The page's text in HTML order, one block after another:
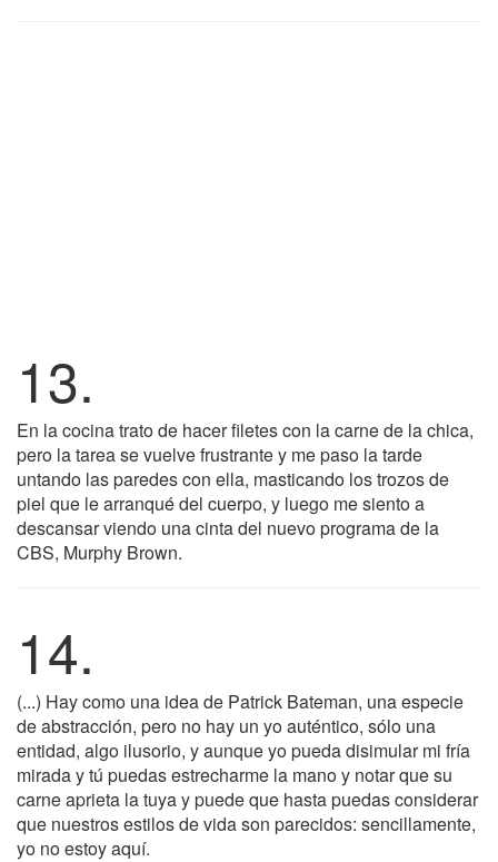
13.
En la cocina trato de hacer filetes con la carne de la chica,
pero la tarea se vuelve frustrante y me paso la tarde
untando las paredes con ella, masticando los trozos de
piel que le arranqué del cuerpo, y luego me siento a
descansar viendo una cinta del nuevo programa de la
CBS, Murphy Brown.
14.
(...) Hay como una idea de Patrick Bateman, una especie
de abstracción, pero no hay un yo auténtico, sólo una
entidad, algo ilusorio, y aunque yo pueda disimular mi fría
mirada y tú puedas estrecharme la mano y notar que su
carne aprieta la tuya y puede que hasta puedas considerar
que nuestros estilos de vida son parecidos: sencillamente,
yo no estoy aquí.